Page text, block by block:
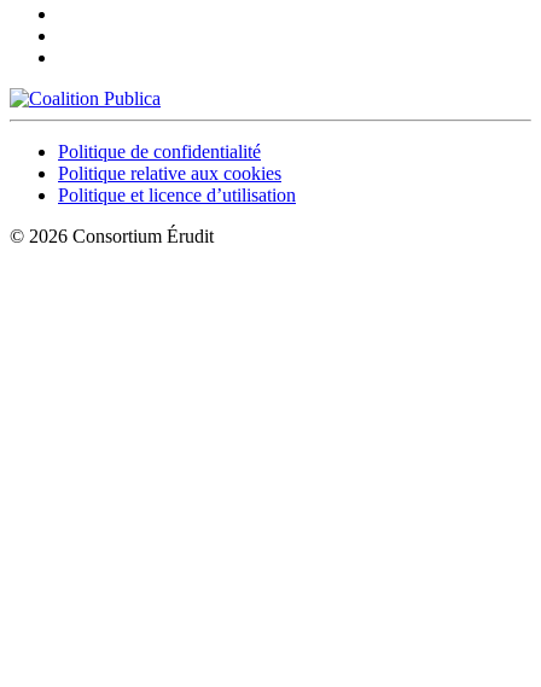
Politique de confidentialité
Politique relative aux cookies
Politique et licence d’utilisation
© 2026 Consortium Érudit